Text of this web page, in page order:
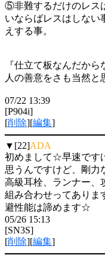
⑤非難するだけのレス
いならばレスはしない
えする事。
『仕立て板なんだか
人の善意をさも当然と
07/22 13:39
[P904i]
[削除][編集]
▼[22]ADA
初めまして☆早速です
思うんですけど、剛力
高級耳栓、ランナー、
組み合わせってありま
避性能は諦めます☆
05/26 15:13
[SN3S]
[削除][編集]